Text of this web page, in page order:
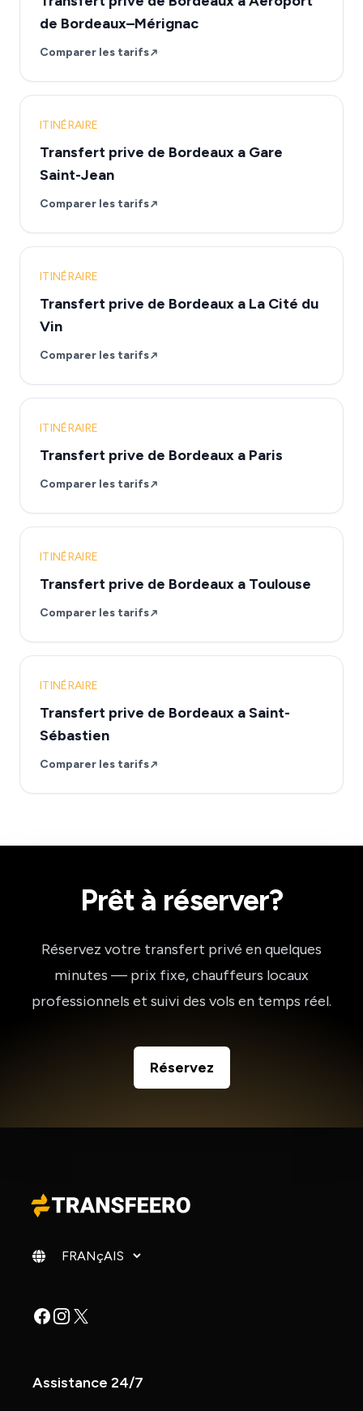
de Bordeaux–Mérignac
Comparer les tarifs
ITINÉRAIRE
Transfert prive de Bordeaux a Gare
Saint-Jean
Comparer les tarifs
ITINÉRAIRE
Transfert prive de Bordeaux a La Cité du
Vin
Comparer les tarifs
ITINÉRAIRE
Transfert prive de Bordeaux a Paris
Comparer les tarifs
ITINÉRAIRE
Transfert prive de Bordeaux a Toulouse
Comparer les tarifs
ITINÉRAIRE
Transfert prive de Bordeaux a Saint-
Sébastien
Comparer les tarifs
Prêt à réserver?
Réservez votre transfert privé en quelques
minutes — prix fixe, chauffeurs locaux
professionnels et suivi des vols en temps réel.
Réservez
Changer de langue
Facebook
Instagram
X
Assistance 24/7